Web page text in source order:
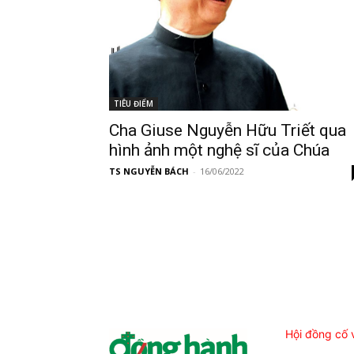
TIÊU ĐIỂM
Cha Giuse Nguyễn Hữu Triết qua
hình ảnh một nghệ sĩ của Chúa
TS NGUYỄN BÁCH - 16/06/2022
Hội đồng cố